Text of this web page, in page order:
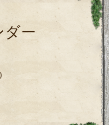
ー